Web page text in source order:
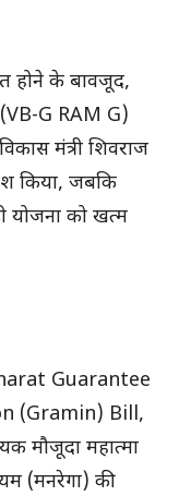
होने के बावजूद,
G RAM G)
मंत्री शिवराज
किया, जबकि
योजना को खत्म
Guarantee
(Gramin) Bill,
मौजूदा महात्मा
(मनरेगा) की